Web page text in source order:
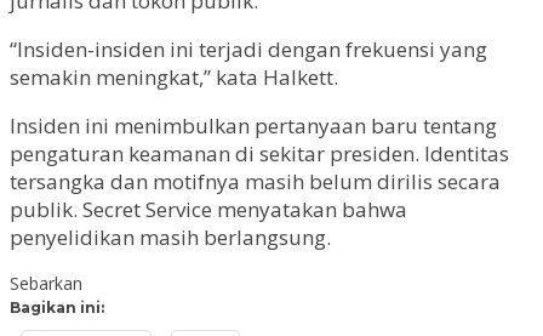
“Insiden-insiden ini terjadi dengan frekuensi yang
semakin meningkat,” kata Halkett.
Insiden ini menimbulkan pertanyaan baru tentang
pengaturan keamanan di sekitar presiden. Identitas
tersangka dan motifnya masih belum dirilis secara
publik. Secret Service menyatakan bahwa
penyelidikan masih berlangsung.
Sebarkan
Bagikan ini: